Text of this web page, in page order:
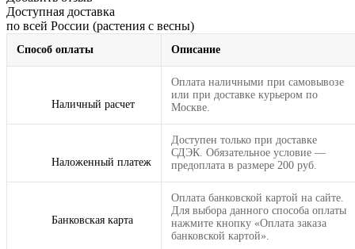
Доступная доставка
по всей России (растения с весны)
Способ оплаты Описание
Наличный расчет
Оплата наличными при самовывозе
или при доставке курьером по
Москве.
Наложенный платеж
Доступен только при доставке
СДЭК. Обязательное условие —
предоплата в размере 200 руб.
Банковская карта
Оплата банковской картой на сайте.
Для выбора данного способа оплаты
нажмите кнопку «Оплата заказа
банковской картой».